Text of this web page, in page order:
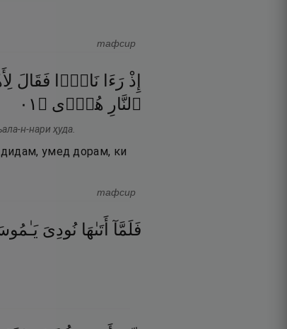
тафсир
إِذْ رَءَا نَارًۭا فَقَالَ
ٱلنَّارِ هُدًۭى ۝ ١٠
н-нари ҳуда.
умед дорам, ки
тафсир
فَلَمَّآ أَتَىٰهَا نُودِىَ